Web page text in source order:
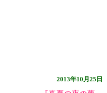
2013年10月25日